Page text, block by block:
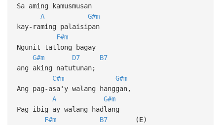
Sa aming kamusmusan
A
G#m
kay-raming palaisipan
F#m
Ngunit tatlong bagay
G#m
D7
B7
ang aking natutunan;
C#m
G#m
Ang pag-asa'y walang hanggan,
A
G#m
Pag-ibig ay walang hadlang
F#m
B7(E)